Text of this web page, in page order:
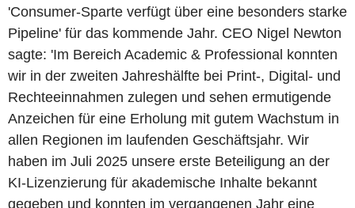
'Consumer-Sparte verfügt über eine besonders starke
Pipeline' für das kommende Jahr. CEO Nigel Newton
sagte: 'Im Bereich Academic & Professional konnten
wir in der zweiten Jahreshälfte bei Print-, Digital- und
Rechteeinnahmen zulegen und sehen ermutigende
Anzeichen für eine Erholung mit gutem Wachstum in
allen Regionen im laufenden Geschäftsjahr. Wir
haben im Juli 2025 unsere erste Beteiligung an der
KI-Lizenzierung für akademische Inhalte bekannt
gegeben und konnten im vergangenen Jahr eine